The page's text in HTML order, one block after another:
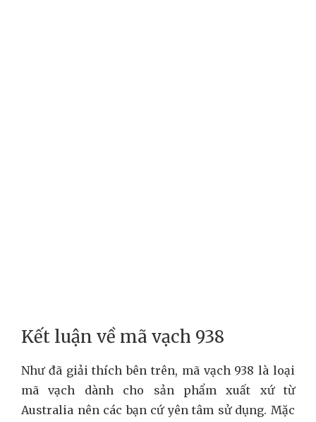
Kết luận về mã vạch 938
Như đã giải thích bên trên, mã vạch 938 là loại
mã vạch dành cho sản phẩm xuất xứ từ
Australia nên các bạn cứ yên tâm sử dụng. Mặc